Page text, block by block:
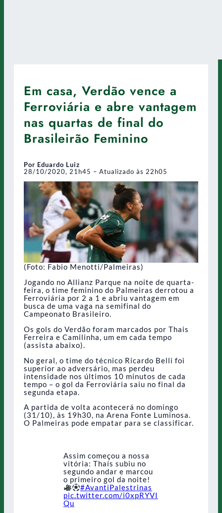
Em casa, Verdão vence a
Ferroviária e abre vantagem
nas quartas de final do
Brasileirão Feminino
Por Eduardo Luiz
28/10/2020, 21h45 – Atualizado às 22h05
(Foto: Fabio Menotti/Palmeiras)
Jogando no Allianz Parque na noite de quarta-
feira, o time feminino do Palmeiras derrotou a
Ferroviária por 2 a 1 e abriu vantagem em
busca de uma vaga na semifinal do
Campeonato Brasileiro.
Os gols do Verdão foram marcados por Thais
Ferreira e Camilinha, um em cada tempo
(assista abaixo).
No geral, o time do técnico Ricardo Belli foi
superior ao adversário, mas perdeu
intensidade nos últimos 10 minutos de cada
tempo – o gol da Ferroviária saiu no final da
segunda etapa.
A partida de volta acontecerá no domingo
(31/10), às 19h30, na Arena Fonte Luminosa.
O Palmeiras pode empatar para se classificar.
Assim começou a nossa
vitória: Thaís subiu no
segundo andar e marcou
o primeiro gol da noite!
#AvantiPalestrinas
pic.twitter.com/i0xpRYVI
Qu